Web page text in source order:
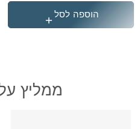
הוספה לסל
ממליץ